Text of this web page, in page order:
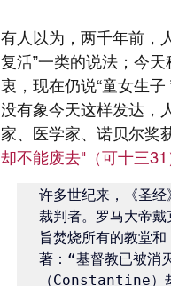
有人以为，两千年前，
复活”一类的说法；今
衷，现在仍说“童女生
没有象今天这样发达，
家、医学家、诺贝尔奖
却不能废去"（可十三31
许多世纪来，《圣
裁判者。罗马大帝
旨焚烧所有的教堂
著：“基督教已被消
（Constantine）